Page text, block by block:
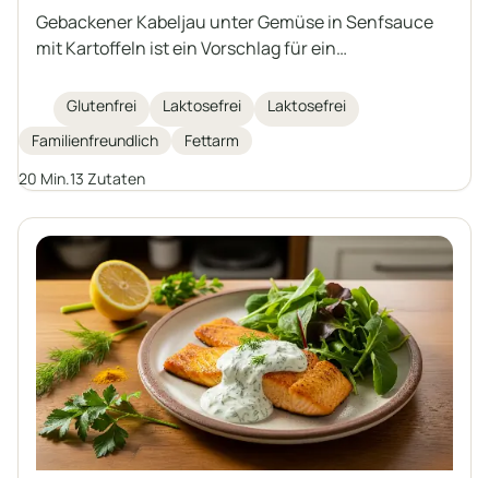
Gebackener Kabeljau unter Gemüse in Senfsauce
mit Kartoffeln ist ein Vorschlag für ein
als Hauptzutat. Saftiger Kabeljau wird mit
geschmortem Gemüse in einer aromatischen
Senfsauce überbacken und das Ganze mit
gebackenen Kartoffeln serviert. Eine ideale Option
Abwechslung im täglichen Speiseplan suchen.
Glutenfrei Laktosefrei
Laktosefrei
Familienfreundlich
Fettarm
20 Min.13 Zutaten